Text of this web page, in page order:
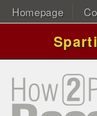
Homepage